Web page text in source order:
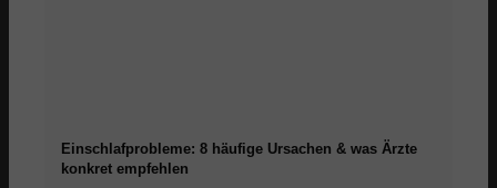
Einschlafprobleme: 8 häufige Ursachen & was Ärzte
konkret empfehlen